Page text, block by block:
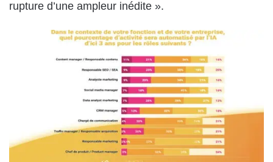
rupture d’une ampleur inédite ».